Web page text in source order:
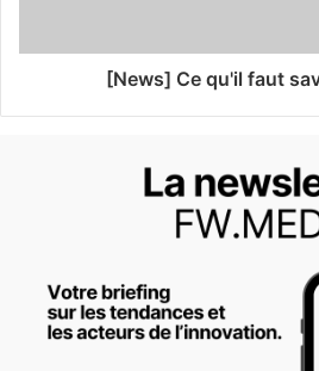
[News] Ce qu'il faut